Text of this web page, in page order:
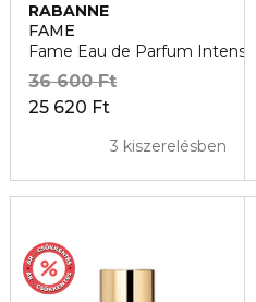
RABANNE
FAME
Fame Eau de Parfum Intense
25 620 Ft
36 600 Ft
3 kiszerelésben